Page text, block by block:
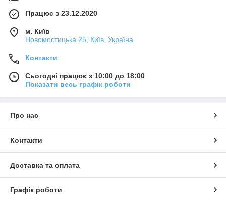
Працює з 23.12.2020
м. Київ
Новомостицька 25, Київ, Україна
Контакти
Сьогодні працює з 10:00 до 18:00
Показати весь графік роботи
Про нас
Контакти
Доставка та оплата
Графік роботи